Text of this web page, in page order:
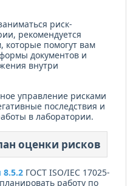
риск-
рекомендуется
которые помогут вам
документов и
внутри
управление рисками
последствия и
в лаборатории.
оценки рисков
8.5.2 ГОСТ ISO/IEC 17025-
работу по